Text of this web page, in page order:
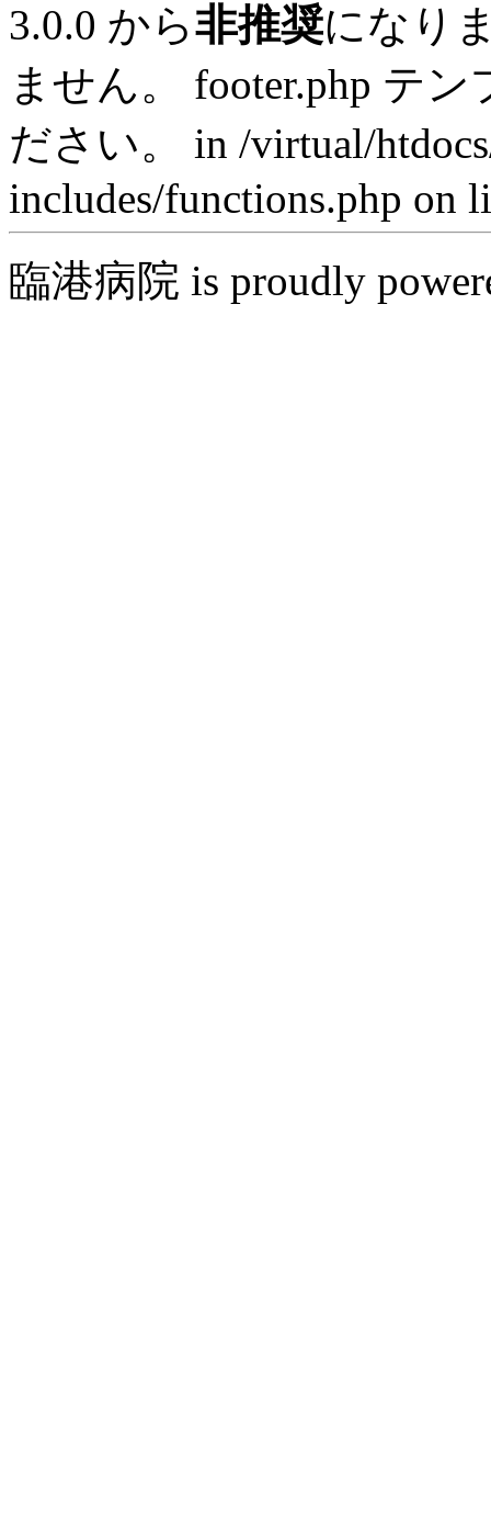
3.0.0 から非推奨になり
ません。 footer.php テ
ださい。 in /virtual/
includes/functions.php on
臨港病院 is proudly